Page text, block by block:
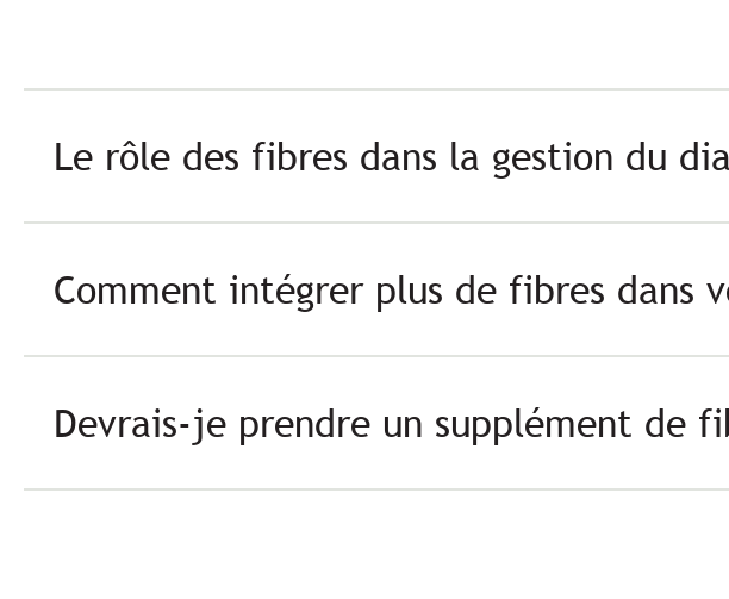
Le rôle des fibres dans la gestion du
Comment intégrer plus de fibres dans
Devrais-je prendre un supplément de